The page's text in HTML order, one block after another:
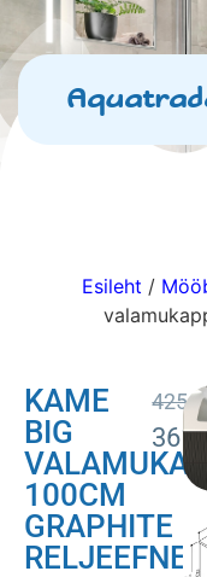
Esileht /
KAME
BIG
100CM
GRAPHITE
RELJEEFNE